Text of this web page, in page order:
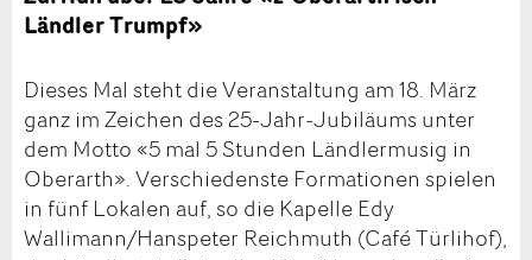
Ländler Trumpf»
Dieses Mal steht die Veranstaltung am 18. März
ganz im Zeichen des 25-Jahr-Jubiläums unter
dem Motto «5 mal 5 Stunden Ländlermusig in
Oberarth». Verschiedenste Formationen spielen
in fünf Lokalen auf, so die Kapelle Edy
Wallimann/Hanspeter Reichmuth (Café Türlihof),